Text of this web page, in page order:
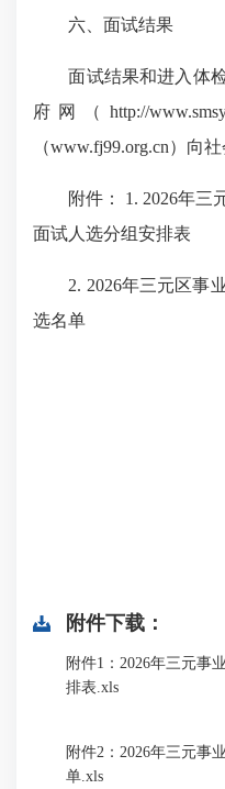
六、面试结果
面试结果和进入体检
府网（http://
（www.fj99.org.cn）向社
附件： 1. 2026年三
面试人选分组安排表
2. 2026年三元区事业
选名单
附件下载：
附件1：2026年三元事
排表.xls
附件2：2026年三元事
单.xls